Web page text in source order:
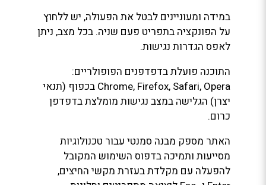
במידה ומעוניינים לבטל את הפעולה, יש ללחוץ
על הפונקציה בתפריט פעם שניה. בכל מצב, ניתן
לאפס הגדרות נגישות.
התוכנה פועלת בדפדפנים הפופולריים:
Chrome, Firefox, Safari, Opera בכפוף (תנאי
יצרן) הגלישה במצב נגישות מומלצת בדפדפן
כרום.
האתר מספק מבנה סמנטי עבור טכנולוגיות
מסייעות ותמיכה בדפוס השימוש המקובל
להפעלה עם מקלדת בעזרת מקשי החיצים,